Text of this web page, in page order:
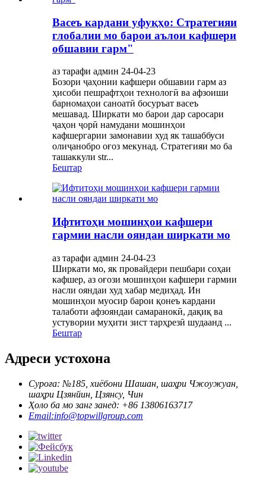
Васеъ кардани уфуқҳо: Стратегияи
глобалии мо барои аълои кафшери
обшавии гарм"
аз тарафи админ 24-04-23
Бозори ҷаҳонии кафшери обшавии гарм аз
ҳисоби пешрафтҳои технологӣ ва афзоиши
барномаҳои саноатӣ босуръат васеъ
мешавад. Ширкати мо барои дар саросари
ҷаҳон ҷорӣ намудани мошинҳои
кафшергарии замонавии худ як ташаббуси
олиҷанобро оғоз мекунад. Стратегияи мо ба
ташаккули str...
Бештар
Ифтитоҳи мошинҳои кафшери
гармии насли ояндаи ширкати мо
аз тарафи админ 24-04-23
Ширкати мо, як провайдери пешбари соҳаи
кафшер, аз оғози мошинҳои кафшери гармии
насли ояндаи худ хабар медиҳад. Ин
мошинҳои муосир барои қонеъ кардани
талаботи афзояндаи самаранокӣ, дақиқ ва
устувории муҳити зист тарҳрезӣ шудаанд ...
Бештар
Адреси устохона
Суроға: №185, хиёбони Шашан, шаҳри Чжоужуан,
шаҳри Цзянйин, Цзянсу, Чин
Ҳоло ба мо занг занед: +86 13806163717
Email:info@topwillgroup.com